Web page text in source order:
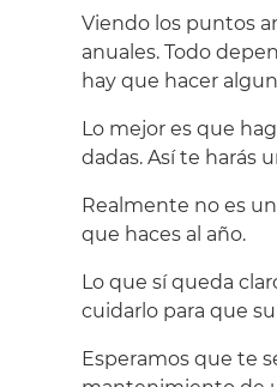
Viendo los puntos
anuales. Todo
hay que hacer
Lo mejor es que
dadas. Así te harás
Realmente no es
que haces al año.
Lo que sí queda
cuidarlo para que
Esperamos que te